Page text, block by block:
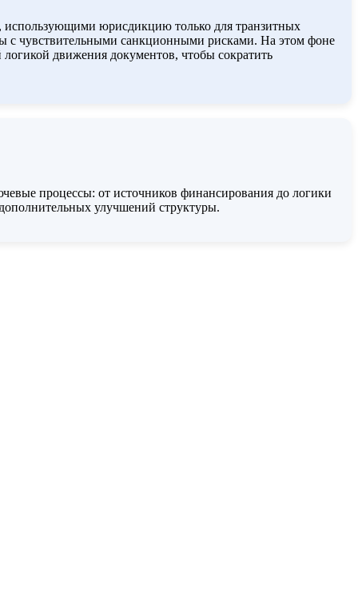
использующими юрисдикцию только для транзитных
с чувствительными санкционными рисками. На этом фоне
движения документов, чтобы сократить
процессы: от источников финансирования до логики
улучшений структуры.